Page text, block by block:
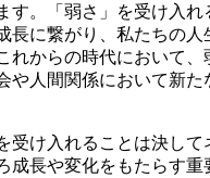
す。「弱さ」を受け入れ
長に繋がり、私たちの人
れからの時代において、
や人間関係において新た
受け入れることは決して
成長や変化をもたらす重